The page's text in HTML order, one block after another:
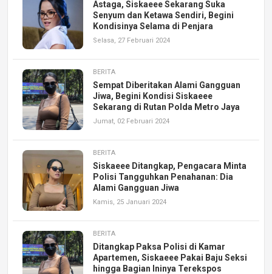
Astaga, Siskaeee Sekarang Suka
Senyum dan Ketawa Sendiri, Begini
Kondisinya Selama di Penjara
Selasa, 27 Februari 2024
BERITA
Sempat Diberitakan Alami Gangguan
Jiwa, Begini Kondisi Siskaeee
Sekarang di Rutan Polda Metro Jaya
Jumat, 02 Februari 2024
BERITA
Siskaeee Ditangkap, Pengacara Minta
Polisi Tangguhkan Penahanan: Dia
Alami Gangguan Jiwa
Kamis, 25 Januari 2024
BERITA
Ditangkap Paksa Polisi di Kamar
Apartemen, Siskaeee Pakai Baju Seksi
hingga Bagian Ininya Terekspos